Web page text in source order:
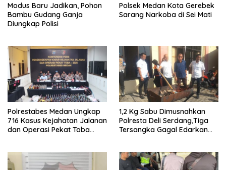
Modus Baru Jadikan, Pohon
Bambu Gudang Ganja
Diungkap Polisi
Polsek Medan Kota Gerebek
Sarang Narkoba di Sei Mati
Polrestabes Medan Ungkap
716 Kasus Kejahatan Jalanan
dan Operasi Pekat Toba
1,2 Kg Sabu Dimusnahkan
Polresta Deli Serdang,Tiga
Tersangka Gagal Edarkan